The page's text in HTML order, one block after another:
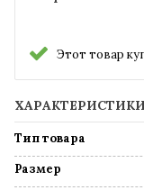
Этот товар
ХАРАКТЕРИСТИКИ
Тип товара
Размер